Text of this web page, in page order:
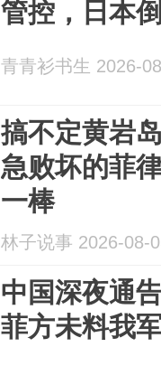
管控，日本
青青衫书生 2026-
搞不定黄岩
急败坏的菲
一棒
林子说事 2026-08-
中国深夜通
菲方未料我